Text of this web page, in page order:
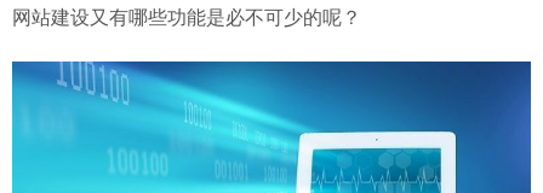
网站建设又有哪些功能是必不可少的呢？